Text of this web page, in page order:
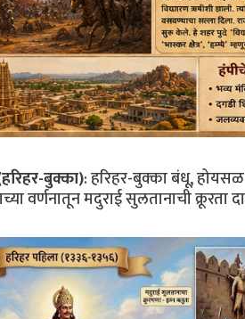
बुक्का): हरिहर-बुक्का बंधू, होयसळ
वर्णनातून मदुराई सुलतानाची